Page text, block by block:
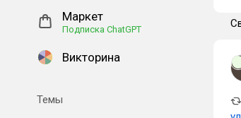
Маркет
Подписка ChatGPT
Викторина
Темы